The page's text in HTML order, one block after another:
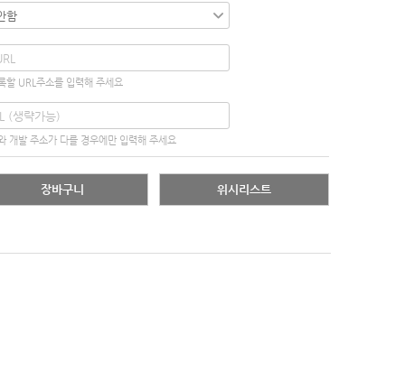
할 URL주소를 입력해 주세요
개발 주소가 다를 경우에만 입력해 주세요
장바구니 위시리스트